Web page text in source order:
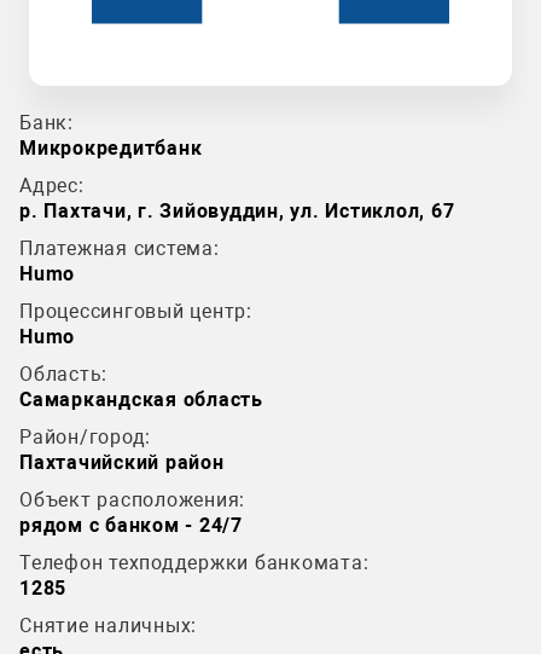
Банк:
Микрокредитбанк
Адрес:
р. Пахтачи, г. Зийовуддин, ул. Истиклол, 67
Платежная система:
Humo
Процессинговый центр:
Humo
Область:
Самаркандская область
Район/город:
Пахтачийский район
Объект расположения:
рядом с банком - 24/7
Телефон техподдержки банкомата:
1285
Снятие наличных: